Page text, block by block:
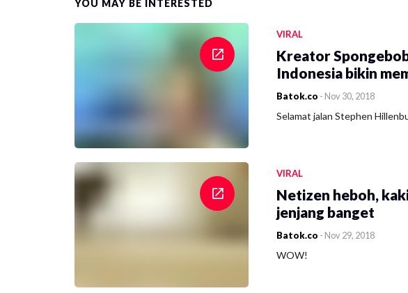
YOU MAY BE INTERESTED
VIRAL
Kreator
Indonesia bikin
Batok.co - Nov 30, 2018
Selamat jalan Stephen
VIRAL
Netizen heboh,
jenjang banget
Batok.co - Nov 29, 2018
WOW!